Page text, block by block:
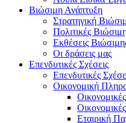
Βιώσιμη Ανάπτυξη
Στρατηγική
Πολιτικές
Εκθέσεις
Οι δράσεις μας
Επενδυτικές Σχέσεις
Επενδυτικές
Οικονομική
Εταιρική